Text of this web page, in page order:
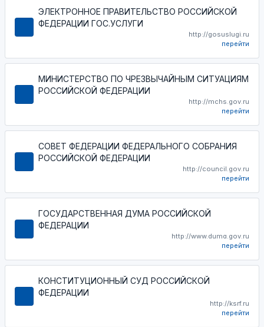
ЭЛЕКТРОННОЕ ПРАВИТЕЛЬСТВО РОССИЙСКОЙ
ФЕДЕРАЦИИ ГОС.УСЛУГИ
http://gosuslugi.ru
перейти
МИНИСТЕРСТВО ПО ЧРЕЗВЫЧАЙНЫМ СИТУАЦИЯМ
РОССИЙСКОЙ ФЕДЕРАЦИИ
http://mchs.gov.ru
перейти
СОВЕТ ФЕДЕРАЦИИ ФЕДЕРАЛЬНОГО СОБРАНИЯ
РОССИЙСКОЙ ФЕДЕРАЦИИ
http://council.gov.ru
перейти
ГОСУДАРСТВЕННАЯ ДУМА РОССИЙСКОЙ
ФЕДЕРАЦИИ
http://www.duma.gov.ru
перейти
КОНСТИТУЦИОННЫЙ СУД РОССИЙСКОЙ
ФЕДЕРАЦИИ
http://ksrf.ru
перейти